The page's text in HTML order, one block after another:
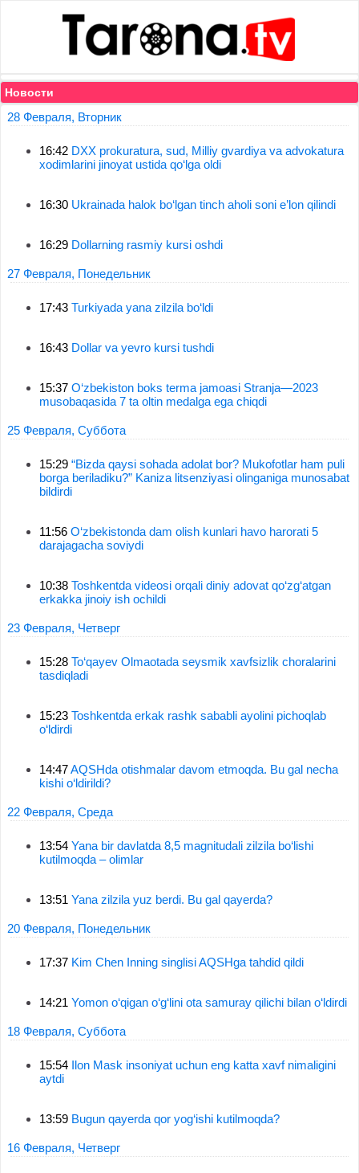
Новости
28 Февраля, Вторник
16:42 DXX prokuratura, sud, Milliy gvardiya va advokatura
xodimlarini jinoyat ustida qo‘lga oldi
16:30 Ukrainada halok bo‘lgan tinch aholi soni e’lon qilindi
16:29 Dollarning rasmiy kursi oshdi
27 Февраля, Понедельник
17:43 Turkiyada yana zilzila bo‘ldi
16:43 Dollar va yevro kursi tushdi
15:37 O‘zbekiston boks terma jamoasi Stranja—2023
musobaqasida 7 ta oltin medalga ega chiqdi
25 Февраля, Суббота
15:29 “Bizda qaysi sohada adolat bor? Mukofotlar ham puli
borga beriladiku?” Kaniza litsenziyasi olinganiga munosabat
bildirdi
11:56 O‘zbekistonda dam olish kunlari havo harorati 5
darajagacha soviydi
10:38 Toshkentda videosi orqali diniy adovat qo‘zg‘atgan
erkakka jinoiy ish ochildi
23 Февраля, Четверг
15:28 To‘qayev Olmaotada seysmik xavfsizlik choralarini
tasdiqladi
15:23 Toshkentda erkak rashk sababli ayolini pichoqlab
o‘ldirdi
14:47AQSHda otishmalar davom etmoqda. Bu gal necha
kishi o‘ldirildi?
22 Февраля, Среда
13:54 Yana bir davlatda 8,5 magnitudali zilzila bo‘lishi
kutilmoqda – olimlar
13:51 Yana zilzila yuz berdi. Bu gal qayerda?
20 Февраля, Понедельник
17:37 Kim Chen Inning singlisi AQSHga tahdid qildi
14:21 Yomon o‘qigan o‘g‘lini ota samuray qilichi bilan o‘ldirdi
18 Февраля, Суббота
15:54 Ilon Mask insoniyat uchun eng katta xavf nimaligini
aytdi
13:59 Bugun qayerda qor yog‘ishi kutilmoqda?
16 Февраля, Четверг